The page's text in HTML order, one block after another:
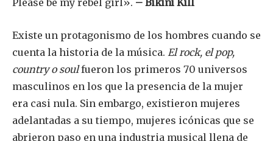
Existe un protagonismo de los hombres cuando se
cuenta la historia de la música. El rock, el pop,
country o soulfueron los primeros 70 universos
masculinos en los que la presencia de la mujer
era casi nula. Sin embargo, existieron mujeres
adelantadas a su tiempo, mujeres icónicas que se
abrieron paso en una industria musical llena de